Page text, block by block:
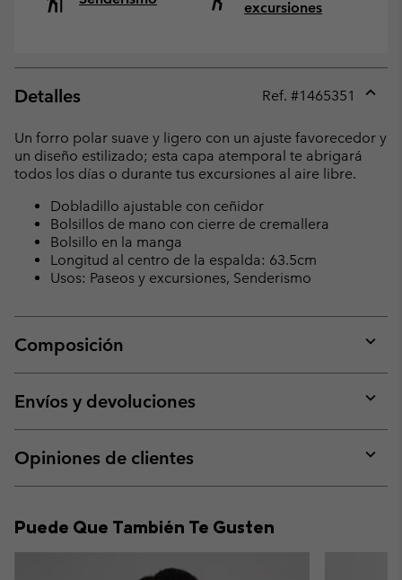
excursiones
Detalles Ref. #1465351
Un forro polar suave y ligero con un ajuste favorecedor y
un diseño estilizado; esta capa atemporal te abrigará
todos los días o durante tus excursiones al aire libre.
Dobladillo ajustable con ceñidor
Bolsillos de mano con cierre de cremallera
Bolsillo en la manga
Longitud al centro de la espalda: 63.5cm
Usos: Paseos y excursiones, Senderismo
Composición
or
Envíos y devoluciones
or
Opiniones de clientes
or
Puede Que También Te Gusten